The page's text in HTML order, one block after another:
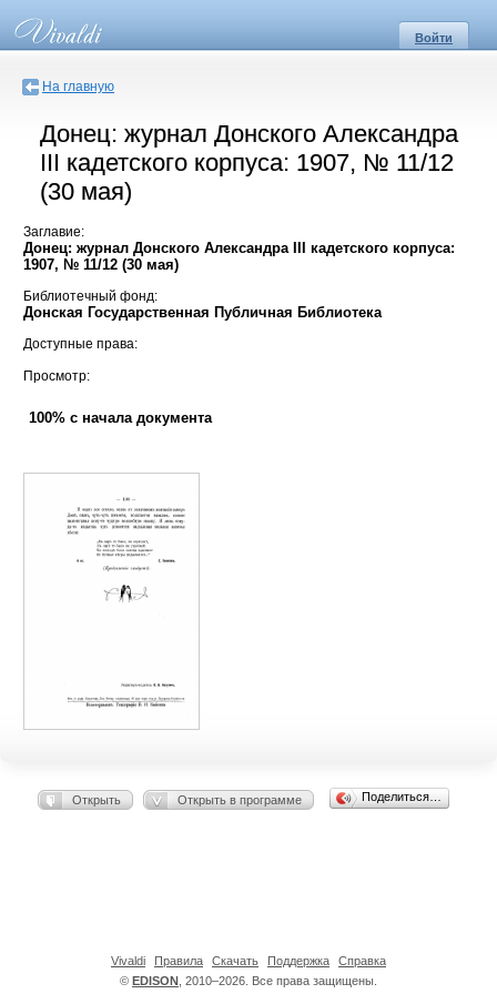
Войти
На главную
Донец: журнал Донского Александра
III кадетского корпуса: 1907, № 11/12
(30 мая)
Заглавие:
Донец: журнал Донского Александра III кадетского корпуса:
1907, № 11/12 (30 мая)
Библиотечный фонд:
Донская Государственная Публичная Библиотека
Доступные права:
Просмотр:
100% с начала документа
Открыть Открыть в программе Поделиться…
© EDISON , 2010–2026. Все права защищены.
Vivaldi Правила Скачать Поддержка Справка